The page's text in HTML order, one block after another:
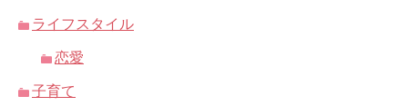
ライフスタイル
恋愛
子育て